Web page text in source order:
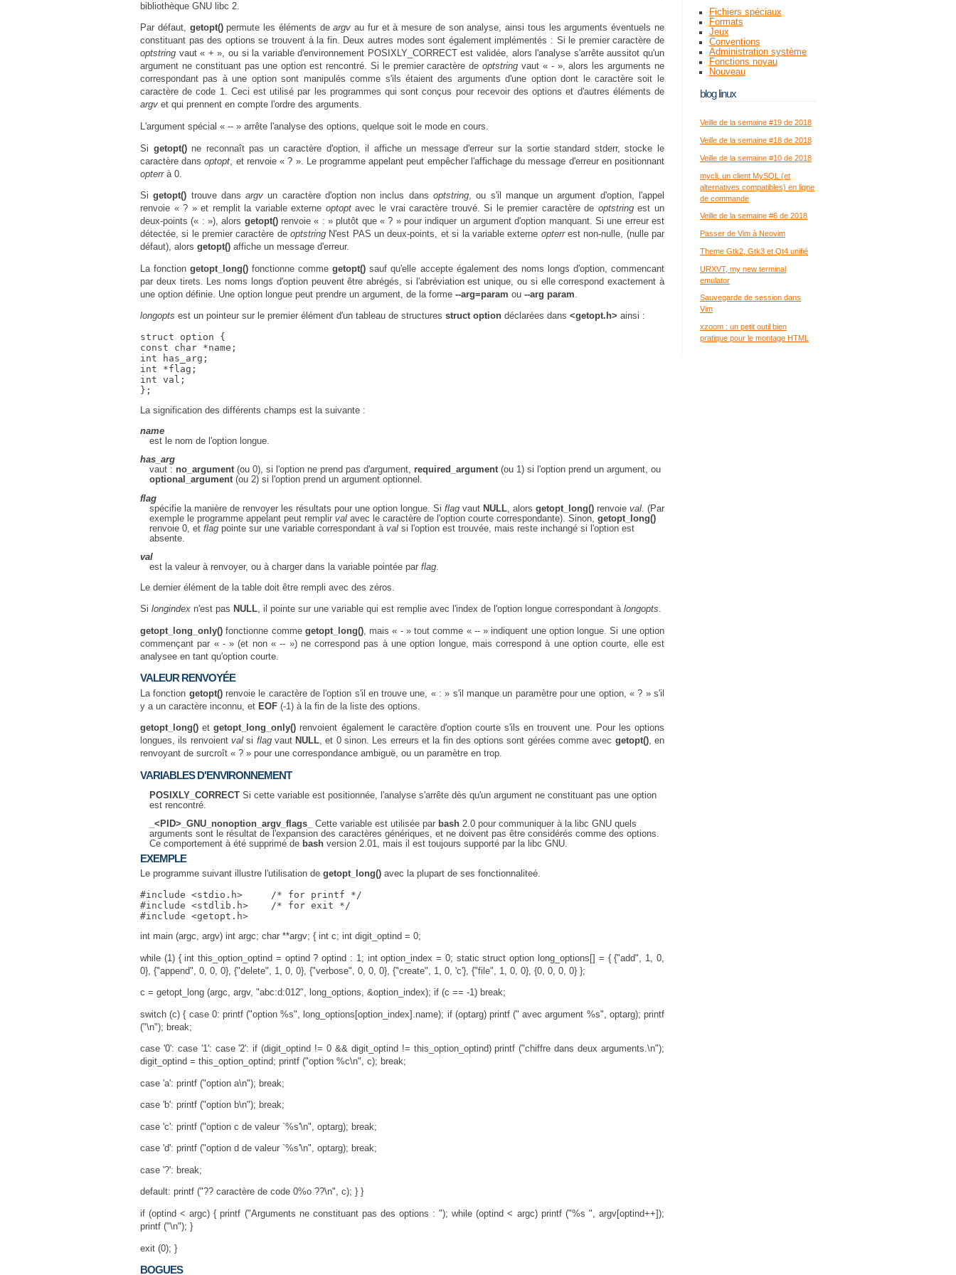
bibliothèque GNU libc 2.
Par défaut, getopt()permute les éléments deargv au fur et à mesure de son analyse, ainsi tous les arguments éventuels ne
constituant pas des options se trouvent à la fin. Deux autres modes sont également implémentés : Si le premier caractère de
optstring vaut « + », ou si la variable d'environnement POSIXLY_CORRECT est validée, alors l'analyse s'arrête aussitot qu'un
argument ne constituant pas une option est rencontré. Si le premier caractère deoptstring vaut « - », alors les arguments ne
correspondant pas à une option sont manipulés comme s'ils étaient des arguments d'une option dont le caractère soit le
caractère de code 1. Ceci est utilisé par les programmes qui sont conçus pour recevoir des options et d'autres éléments de
argv et qui prennent en compte l'ordre des arguments.
L'argument spécial « -- » arrête l'analyse des options, quelque soit le mode en cours.
Si getopt()ne reconnaît pas un caractère d'option, il affiche un message d'erreur sur la sortie standard stderr, stocke le
caractère dansoptopt , et renvoie « ? ». Le programme appelant peut empêcher l'affichage du message d'erreur en positionnant
opterrà 0.
Sigetopt() trouve dansargv un caractère d'option non inclus dansoptstring, ou s'il manque un argument d'option, l'appel
renvoie « ? » et remplit la variable externe optoptavec le vrai caractère trouvé. Si le premier caractère de optstringest un
deux-points (« : »), alors getopt()renvoie « : » plutôt que « ? » pour indiquer un argument d'option manquant. Si une erreur est
détectée, si le premier caractère deoptstring N'est PAS un deux-points, et si la variable externe opterrest non-nulle, (nulle par
défaut), alors getopt() affiche un message d'erreur.
La fonctiongetopt_long() fonctionne commegetopt() sauf qu'elle accepte également des noms longs d'option, commencant
par deux tirets. Les noms longs d'option peuvent être abrégés, si l'abréviation est unique, ou si elle correspond exactement à
une option définie. Une option longue peut prendre un argument, de la forme --arg=param ou --arg param
longopts est un pointeur sur le premier élément d'un tableau de structures struct option déclarées dans <getopt.h> ainsi :
struct option {
const char *name;
int has_arg;
int *flag;
int val;
La signification des différents champs est la suivante :
name
est le nom de l'option longue.
has_arg
vaut : no_argument(ou 0), si l'option ne prend pas d'argument, required_argument(ou 1) si l'option prend un argument, ou
optional_argument(ou 2) si l'option prend un argument optionnel.
flag
spécifie la manière de renvoyer les résultats pour une option longue. Si flagvaut NULL, alors getopt_long()renvoie val. (Par
exemple le programme appelant peut remplir valavec le caractère de l'option courte correspondante). Sinon, getopt_long()
renvoie 0, et flagpointe sur une variable correspondant à valsi l'option est trouvée, mais reste inchangé si l'option est
absente.
val
est la valeur à renvoyer, ou à charger dans la variable pointée par flag.
Le dernier élément de la table doit être rempli avec des zéros.
Si longindex n'est pas NULL, il pointe sur une variable qui est remplie avec l'index de l'option longue correspondant à longopts.
getopt_long_only() fonctionne comme getopt_long(), mais « - » tout comme « -- » indiquent une option longue. Si une option
commençant par « - » (et non « -- ») ne correspond pas à une option longue, mais correspond à une option courte, elle est
analysee en tant qu'option courte.
VALEUR RENVOYÉE
La fonction getopt()renvoie le caractère de l'option s'il en trouve une, « : » s'il manque un paramètre pour une option, « ? » s'il
y a un caractère inconnu, et EOF (-1) à la fin de la liste des options.
getopt_long() etgetopt_long_only() renvoient également le caractère d'option courte s'ils en trouvent une. Pour les options
longues, ils renvoient valsi flagvaut NULL, et 0 sinon. Les erreurs et la fin des options sont gérées comme avec getopt(), en
renvoyant de surcroît « ? » pour une correspondance ambiguë, ou un paramètre en trop.
VARIABLES D'ENVIRONNEMENT
POSIXLY_CORRECTSi cette variable est positionnée, l'analyse s'arrête dès qu'un argument ne constituant pas une option
est rencontré.
_<PID>_GNU_nonoption_argv_flags_
Cette variable est utilisée par bash2.0 pour communiquer à la libc GNU quels
arguments sont le résultat de l'expansion des caractères génériques, et ne doivent pas être considérés comme des options.
Ce comportement à été supprimé de bashversion 2.01, mais il est toujours supporté par la libc GNU.
EXEMPLE
Le programme suivant illustre l'utilisation de getopt_long() avec la plupart de ses fonctionnaliteé.
#include <stdio.h>     /* for printf */
#include <stdlib.h>    /* for exit */
int main (argc, argv) int argc; char **argv; { int c; int digit_optind = 0;
while (1) { int this_option_optind = optind ? optind : 1; int option_index = 0; static struct option long_options[] = { {"add", 1, 0,
0}, {"append", 0, 0, 0}, {"delete", 1, 0, 0}, {"verbose", 0, 0, 0}, {"create", 1, 0, 'c'}, {"file", 1, 0, 0}, {0, 0, 0, 0} };
c = getopt_long (argc, argv, "abc:d:012", long_options, &option_index); if (c == -1) break;
switch (c) { case 0: printf ("option %s", long_options[option_index].name); if (optarg) printf (" avec argument %s", optarg); printf
("\n"); break;
case '0': case '1': case '2': if (digit_optind != 0 && digit_optind != this_option_optind) printf ("chiffre dans deux arguments.\n");
digit_optind = this_option_optind; printf ("option %c\n", c); break;
case 'a': printf ("option a\n"); break;
case 'b': printf ("option b\n"); break;
case 'c': printf ("option c de valeur `%s'\n", optarg); break;
case 'd': printf ("option d de valeur `%s'\n", optarg); break;
case '?': break;
default: printf ("?? caractère de code 0%o ??\n", c); } }
if (optind < argc) { printf ("Arguments ne constituant pas des options : "); while (optind < argc) printf ("%s ", argv[optind++]);
printf ("\n"); }
exit (0); }
BOGUES
Fichiers spéciaux
Formats
Jeux
Conventions
Administration système
Fonctions noyau
Nouveau
blog linux
Veille de la semaine #19 de 2018
Veille de la semaine #18 de 2018
Veille de la semaine #10 de 2018
mycli, un client MySQL (et
alternatives compatibles) en ligne
de commande
Veille de la semaine #6 de 2018
Passer de Vim à Neovim
Theme Gtk2, Gtk3 et Qt4 unifié
URXVT, my new terminal
emulator
Sauvegarde de session dans
Vim
xzoom : un petit outil bien
pratique pour le montage HTML